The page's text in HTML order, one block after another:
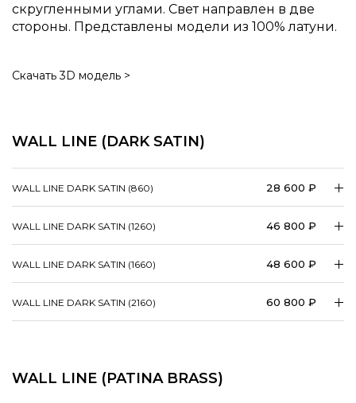
скругленными углами. Свет направлен в две
стороны. Представлены модели из 100% латуни.
Скачать 3D модель >
WALL LINE (DARK SATIN)
WALL LINE DARK SATIN (860) 28 600 ₽
WALL LINE DARK SATIN (1260) 46 800 ₽
WALL LINE DARK SATIN (1660) 48 600 ₽
WALL LINE DARK SATIN (2160) 60 800 ₽
WALL LINE (PATINA BRASS)